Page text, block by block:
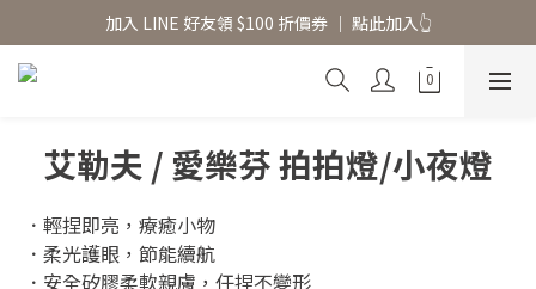
香氛水氧機、擴香香水原精  l 兩件85、三件79折
加入 LINE 好友領 $100 折價券 │ 點此加入👆
香氛水氧機、擴香香水原精  l 兩件85、三件79折
艾勒夫 / 愛樂芬 拍拍燈/小夜燈
．輕捏即亮，療癒小物
．柔光護眼，節能續航
．安全矽膠柔軟親膚，任捏不變形